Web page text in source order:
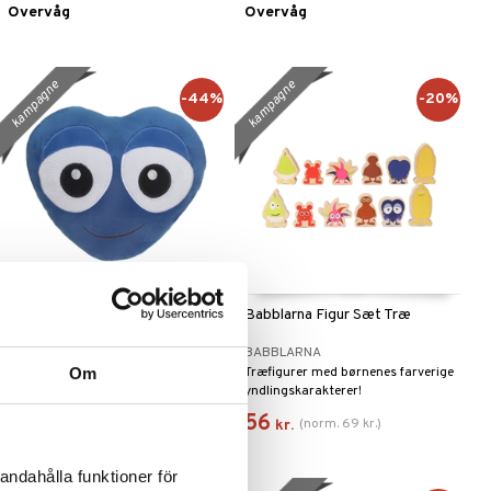
Om
funktioner för
Overvåg Overvåg
Babblarna Krammepude Doddo
BABBLARNA
En vidunderligt krammevenlig
kampagne -44%
Babblarna Figur Sæt Træ
BABBLARNA
Træfigurer med børnenes farverige
yndlingskarakterer!
56 kr. (norm. 69 kr.)
kampagne -20%